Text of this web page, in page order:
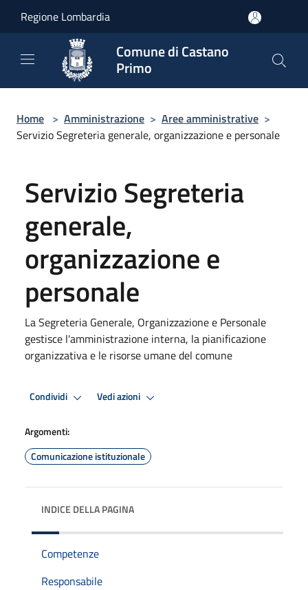
Regione Lombardia
Comune di Castano
Primo
Home > Amministrazione > Aree amministrative >
Servizio Segreteria generale, organizzazione e personale
Servizio Segreteria
generale,
organizzazione e
personale
La Segreteria Generale, Organizzazione e Personale
gestisce l'amministrazione interna, la pianificazione
organizzativa e le risorse umane del comune
Condividi Vedi azioni
Argomenti:
Comunicazione istituzionale
INDICE DELLA PAGINA
Competenze
Responsabile